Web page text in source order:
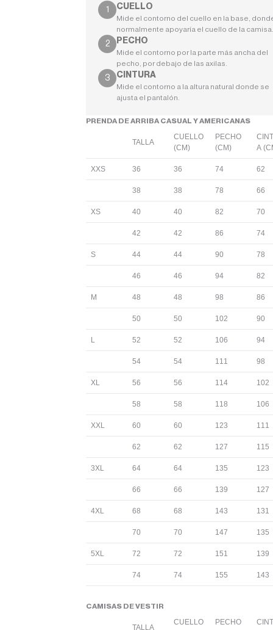
CUELLO
Mide el contorno del cuello en la base,
normalmente apoyaría el cuello de la camisa.
PECHO
Mide el contorno por la parte más ancha del
pecho, por debajo de las axilas.
CINTURA
Mide el contorno a la altura natural donde se
ajusta el pantalón.
PRENDA DE ARRIBA CASUAL Y AMERICANAS
TALLA
CUELLO
(CM)
PECHO
(CM)
A
XXS 36 36 74 62
38 38 78 66
XS 40 40 82 70
42 42 86 74
S 44 44 90 78
46 46 94 82
M 48 48 98 86
50 50 102 90
L 52 52 106 94
54 54 111 98
XL 56 56 114 102
58 58 118 106
XXL 60 60 123 111
62 62 127 115
3XL 64 64 135 123
66 66 139 127
4XL 68 68 143 131
70 70 147 135
5XL 72 72 151 139
74 74 155 143
CAMISAS DE VESTIR
TALLA
CUELLO
PECHO